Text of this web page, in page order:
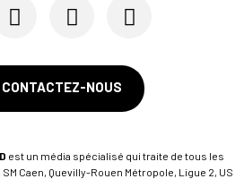
CONTACTEZ-NOUS
est un média spécialisé qui traite de tous les
Caen, Quevilly-Rouen Métropole, Ligue 2, US